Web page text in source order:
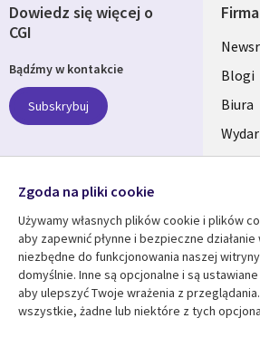
Firma
links
Blogi
Biura
Centrum zasobów
Library
Artykuły
Dowiedz się więcej o
CGI
Bądźmy w kontakcie
Subskrybuj
Social
Media
SECTIONS
POLSKA
Zgoda na pliki cookie
Używamy własnych plików cookie i plików
aby zapewnić płynne i bezpieczne
niezbędne do funkcjonowania naszej
domyślnie. Inne są opcjonalne i są
aby ulepszyć Twoje wrażenia z
wszystkie, żadne lub niektóre z tych